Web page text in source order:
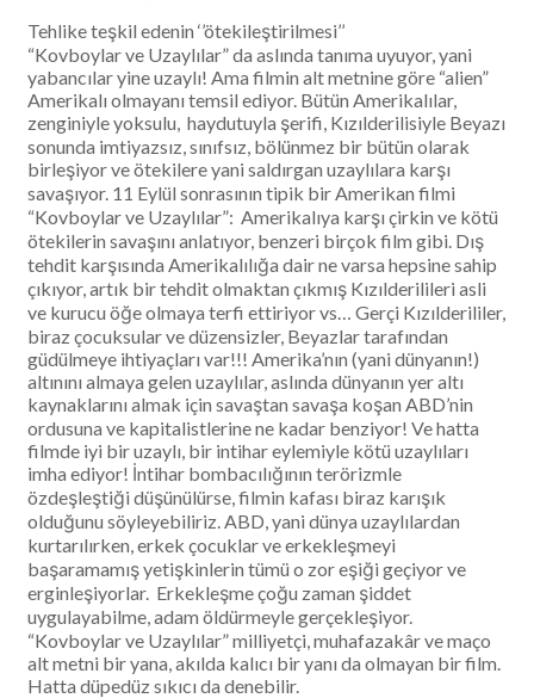
Tehlike teşkil edenin ‘’ötekileştirilmesi’’
“Kovboylar ve Uzaylılar” da aslında tanıma uyuyor, yani
yabancılar yine uzaylı! Ama filmin alt metnine göre “alien”
Amerikalı olmayanı temsil ediyor. Bütün Amerikalılar,
zenginiyle yoksulu, haydutuyla şerifi, Kızılderilisiyle Beyazı
sonunda imtiyazsız, sınıfsız, bölünmez bir bütün olarak
birleşiyor ve ötekilere yani saldırgan uzaylılara karşı
savaşıyor. 11 Eylül sonrasının tipik bir Amerikan filmi
“Kovboylar ve Uzaylılar”: Amerikalıya karşı çirkin ve kötü
ötekilerin savaşını anlatıyor, benzeri birçok film gibi. Dış
tehdit karşısında Amerikalılığa dair ne varsa hepsine sahip
çıkıyor, artık bir tehdit olmaktan çıkmış Kızılderilileri asli
ve kurucu öğe olmaya terfi ettiriyor vs… Gerçi Kızılderililer,
biraz çocuksular ve düzensizler, Beyazlar tarafından
güdülmeye ihtiyaçları var!!! Amerika’nın (yani dünyanın!)
altınını almaya gelen uzaylılar, aslında dünyanın yer altı
kaynaklarını almak için savaştan savaşa koşan ABD’nin
ordusuna ve kapitalistlerine ne kadar benziyor! Ve hatta
filmde iyi bir uzaylı, bir intihar eylemiyle kötü uzaylıları
imha ediyor! İntihar bombacılığının terörizmle
özdeşleştiği düşünülürse, filmin kafası biraz karışık
olduğunu söyleyebiliriz. ABD, yani dünya uzaylılardan
kurtarılırken, erkek çocuklar ve erkekleşmeyi
başaramamış yetişkinlerin tümü o zor eşiği geçiyor ve
erginleşiyorlar. Erkekleşme çoğu zaman şiddet
uygulayabilme, adam öldürmeyle gerçekleşiyor.
“Kovboylar ve Uzaylılar” milliyetçi, muhafazakâr ve maço
alt metni bir yana, akılda kalıcı bir yanı da olmayan bir film.
Hatta düpedüz sıkıcı da denebilir.